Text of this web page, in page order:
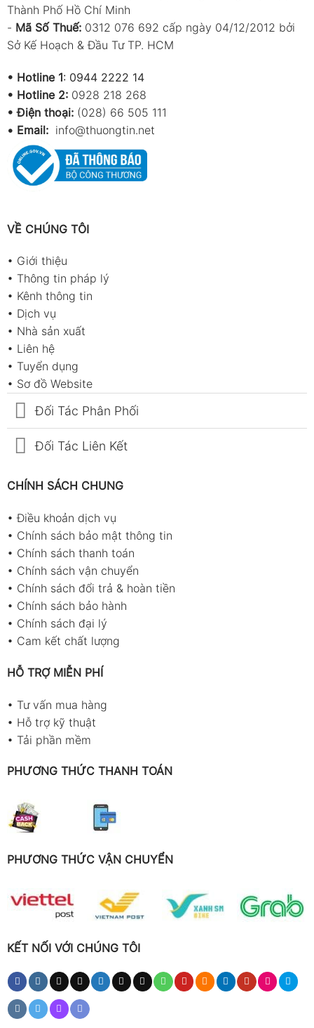
Thành Phố Hồ Chí Minh
- Mã Số Thuế: 0312 076 692 cấp ngày 04/12/2012 bởi
Sở Kế Hoạch & Đầu Tư TP. HCM
• Hotline 1: 0944 2222 14
• Hotline 2: 0928 218 268
• Điện thoại: (028) 66 505 111
• Email: info@thuongtin.net
VỀ CHÚNG TÔI
• Giới thiệu
• Thông tin pháp lý
• Kênh thông tin
• Dịch vụ
• Nhà sản xuất
• Liên hệ
• Tuyển dụng
• Sơ đồ Website
Đối Tác Phân Phối
Đối Tác Liên Kết
CHÍNH SÁCH CHUNG
•Điều khoản dịch vụ
• Chính sách bảo mật thông tin
• Chính sách thanh toán
• Chính sách vận chuyển
• Chính sách đổi trả & hoàn tiền
• Chính sách bảo hành
• Chính sách đại lý
• Cam kết chất lượng
HỖ TRỢ MIỄN PHÍ
• Tư vấn mua hàng
• Hỗ trợ kỹ thuật
• Tải phần mềm
PHƯƠNG THỨC THANH TOÁN
PHƯƠNG THỨC VẬN CHUYỂN
KẾT NỐI VỚI CHÚNG TÔI